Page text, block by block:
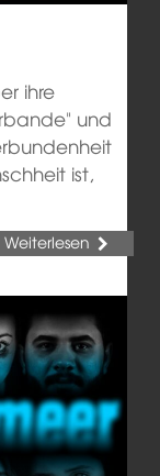
ihre
und
ist,
Weiterlesen